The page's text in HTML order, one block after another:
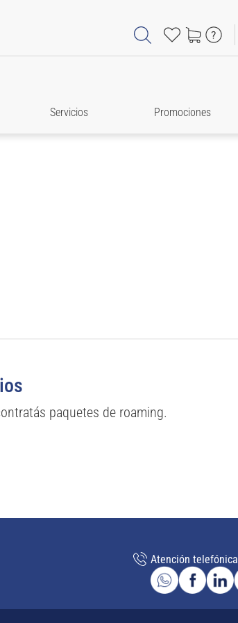
Servicios Promociones
paquetes de roaming.
Atención telefónica